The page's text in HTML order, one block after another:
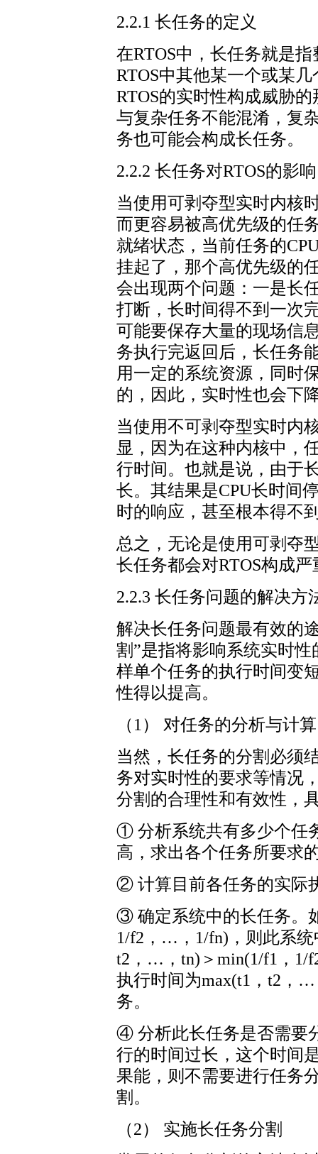
2.2.1 长任务的定义
在RTOS中，长任务就是
RTOS中其他某一个或某
RTOS的实时性构成威胁
与复杂任务不能混淆，复
务也可能会构成长任务。
2.2.2 长任务对RTOS的影响
当使用可剥夺型实时内核
而更容易被高优先级的任
就绪状态，当前任务的
挂起了，那个高优先级的
会出现两个问题：一是长
打断，长时间得不到一次
可能要保存大量的现场信
务执行完返回后，长任务
用一定的系统资源，同时
的，因此，实时性也会下
当使用不可剥夺型实时内
显，因为在这种内核中，
行时间。也就是说，由于
长。其结果是CPU长时间
时的响应，甚至根本得不
总之，无论是使用可剥夺
长任务都会对RTOS构成
2.2.3 长任务问题的解决方
解决长任务问题最有效的
割”是指将影响系统实时
样单个任务的执行时间变
性得以提高。
（1） 对任务的分析与计算
当然，长任务的分割必须
务对实时性的要求等情况
分割的合理性和有效性，
① 分析系统共有多少个任
高，求出各个任务所要求
② 计算目前各任务的实际
③ 确定系统中的长任务。
1/f2，…，1/fn)，则此系统
t2，…，tn)＞min(1/f1，1/
执行时间为max(t1，t2，
务。
④ 分析此长任务是否需要
行的时间过长，这个时间
果能，则不需要进行任务
割。
（2） 实施长任务分割